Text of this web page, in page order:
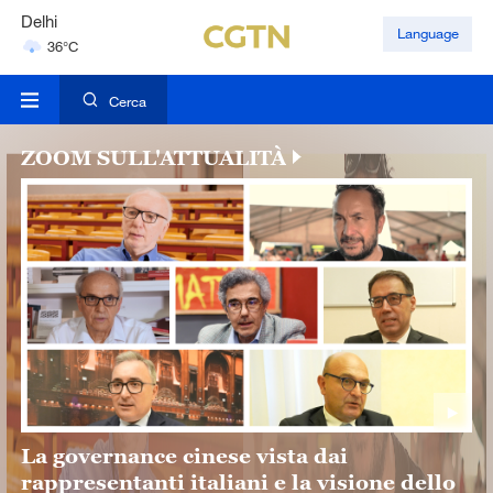
Hyderabad
42°C
Mumbai
Language
Cerca
ZOOM SULL'ATTUALITÀ
La governance cinese vista dai
rappresentanti italiani e la visione dello